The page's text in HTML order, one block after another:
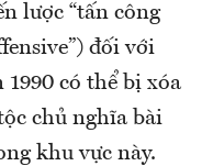
lược “tấn công
đối với
có thể bị xóa
chủ nghĩa bài
khu vực này.